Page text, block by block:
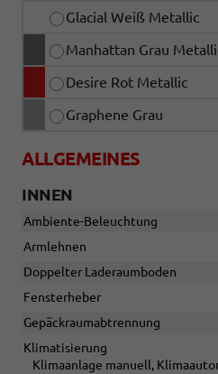
Glacial Weiß Metallic
Manhattan Grau
Desire Rot Metallic
Graphene Grau
ALLGEMEINES
INNEN
Ambiente-Beleuchtung
Armlehnen
Doppelter Laderaumboden
Fensterheber
Gepäckraumabtrennung
Klimatisierung
Klimaanlage manuell,